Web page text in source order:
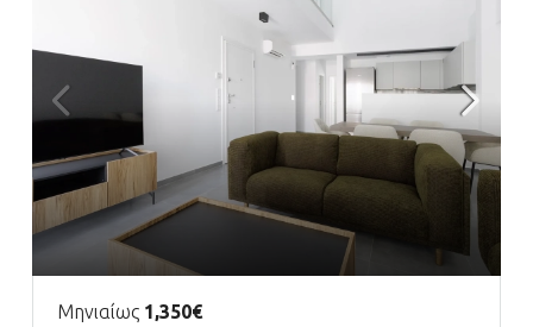
Μηνιαίως 1,350€